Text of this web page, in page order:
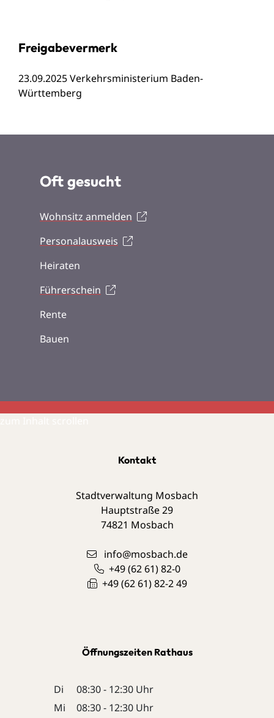
Freigabevermerk
23.09.2025Verkehrsministerium Baden-
Württemberg
Oft gesucht
Wohnsitz anmelden
Personalausweis
Heiraten
Führerschein
Rente
Bauen
Kontakt
Stadtverwaltung Mosbach
Hauptstraße 29
74821 Mosbach
info@mosbach.de
+49 (62 61) 82-0
+49 (62 61) 82-2 49
Öffnungszeiten Rathaus
Di
08:30 - 12:30 Uhr
Mi
08:30 - 12:30 Uhr